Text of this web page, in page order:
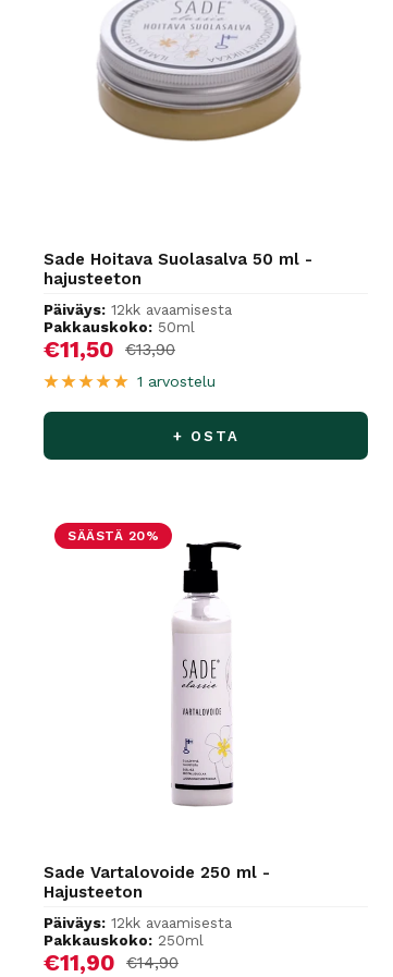
Sade Hoitava Suolasalva 50 ml -
hajusteeton
Päiväys: 12kk avaamisesta
Pakkauskoko: 50ml
Alennushinta
€11,50 Normaalihinta
€13,90
1 arvostelu
+ OSTA
SÄÄSTÄ 20%
Sade Vartalovoide 250 ml -
Hajusteeton
Päiväys: 12kk avaamisesta
Pakkauskoko: 250ml
Alennushinta
€11,90 Normaalihinta
€14,90